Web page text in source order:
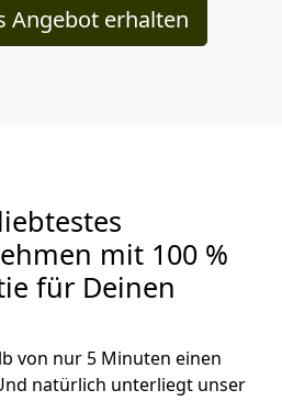
Angebot erhalten
mit 100 %
für Deinen
von nur 5 Minuten einen
natürlich unterliegt unser